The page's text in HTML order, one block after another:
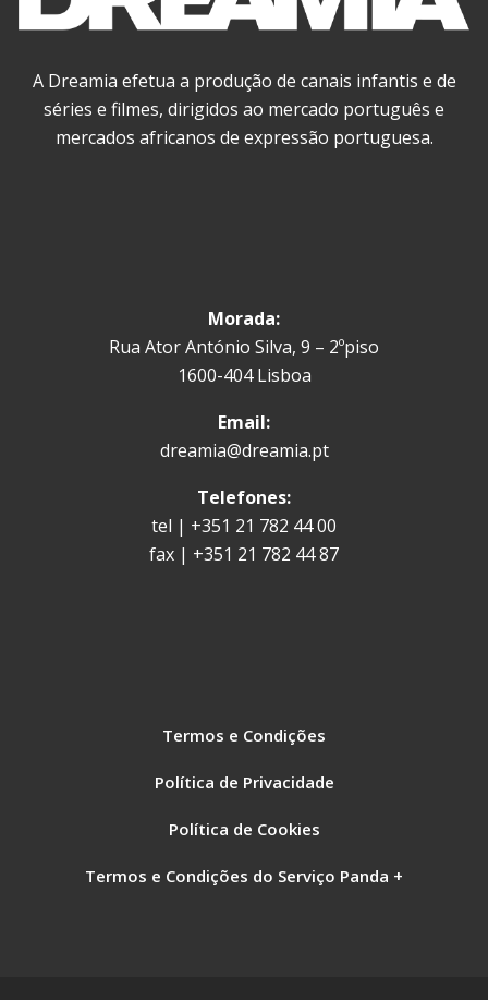
A Dreamia efetua a produção de canais infantis e de
séries e filmes, dirigidos ao mercado português e
mercados africanos de expressão portuguesa.
Morada:
Rua Ator António Silva, 9 – 2ºpiso
1600-404 Lisboa
Email:
dreamia@dreamia.pt
Telefones:
tel | +351 21 782 44 00
fax | +351 21 782 44 87
Termos e Condições
Política de Privacidade
Política de Cookies
Termos e Condições do Serviço Panda +